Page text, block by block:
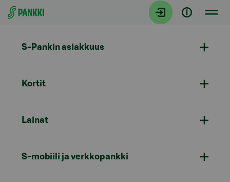
Siirry suoraan sisältöön
S-Pankin asiakkuus
Kortit
Lainat
S-mobiili ja verkkopankki